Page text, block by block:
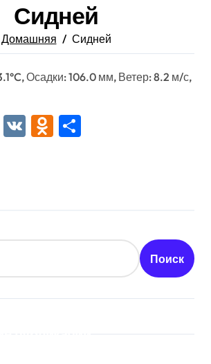
Сидней
Домашняя Сидней
Осадки: 106.0 мм, Ветер: 8.2 м/с,
Viber
VK Odnoklassniki
Поиск